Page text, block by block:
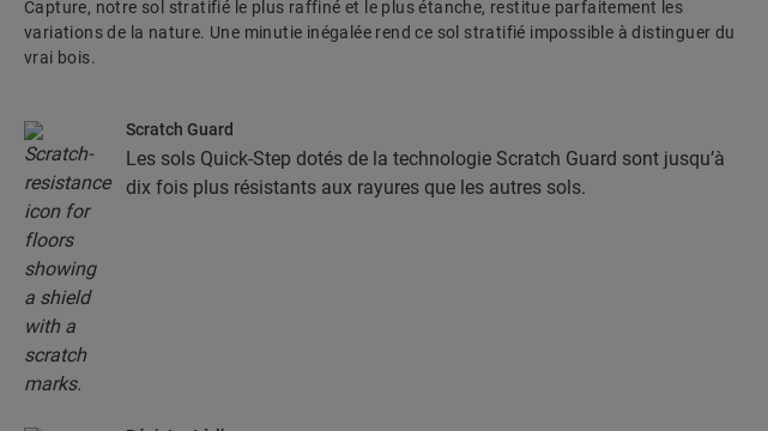
Capture, notre sol stratifié le plus raffiné et le plus étanche, restitue parfaitement les
variations de la nature. Une minutie inégalée rend ce sol stratifié impossible à distinguer du
vrai bois.
Scratch Guard
Les sols Quick-Step dotés de la technologie Scratch Guard sont jusqu’à
dix fois plus résistants aux rayures que les autres sols.